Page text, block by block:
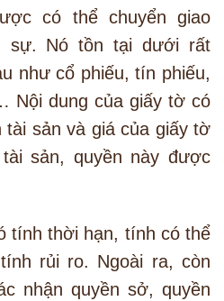
có thể chuyển giao
sự. Nó tồn tại dưới rất
như cổ phiếu, tín phiếu,
Nội dung của giấy tờ có
tài sản và giá của giấy tờ
sản, quyền này được
tính thời hạn, tính có thể
rủi ro. Ngoài ra, còn
nhận quyền sở, quyền